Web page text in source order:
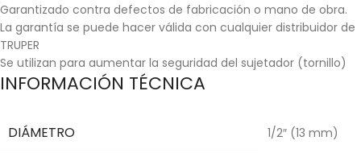
Garantizado contra defectos de fabricación o mano de obra.
La garantía se puede hacer válida con cualquier distribuidor de
TRUPER
Se utilizan para aumentar la seguridad del sujetador (tornillo)
INFORMACIÓN TÉCNICA
DIÁMETRO 1/2″ (13 mm)